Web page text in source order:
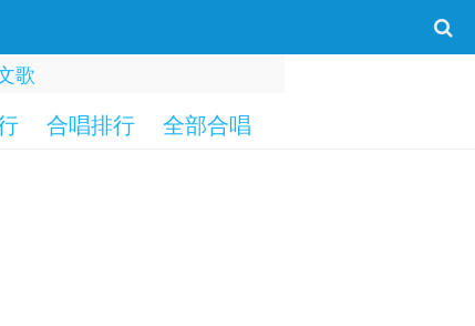
歌
合唱排行 全部合唱